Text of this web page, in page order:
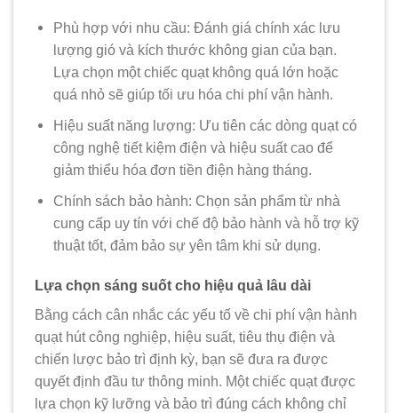
Phù hợp với nhu cầu: Đánh giá chính xác lưu
lượng gió và kích thước không gian của bạn.
Lựa chọn một chiếc quạt không quá lớn hoặc
quá nhỏ sẽ giúp tối ưu hóa chi phí vận hành.
Hiệu suất năng lượng: Ưu tiên các dòng quạt có
công nghệ tiết kiệm điện và hiệu suất cao để
giảm thiểu hóa đơn tiền điện hàng tháng.
Chính sách bảo hành: Chọn sản phẩm từ nhà
cung cấp uy tín với chế độ bảo hành và hỗ trợ kỹ
thuật tốt, đảm bảo sự yên tâm khi sử dụng.
Lựa chọn sáng suốt cho hiệu quả lâu dài
Bằng cách cân nhắc các yếu tố về chi phí vận hành
quạt hút công nghiệp, hiệu suất, tiêu thụ điện và
chiến lược bảo trì định kỳ, bạn sẽ đưa ra được
quyết định đầu tư thông minh. Một chiếc quạt được
lựa chọn kỹ lưỡng và bảo trì đúng cách không chỉ